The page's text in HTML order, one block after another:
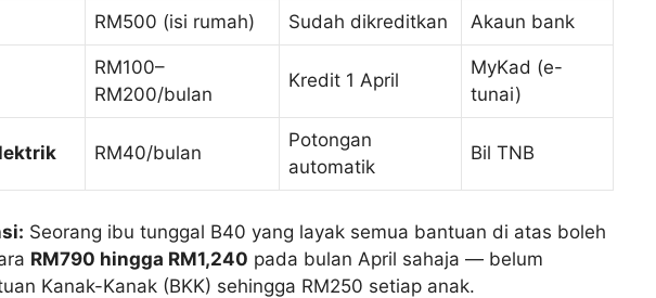
RM500 (isi rumah) Sudah dikreditkan Akaun bank
RM100–
RM200/bulan
Kredit 1 April
MyKad (e-
tunai)
RM40/bulan
Potongan
automatik
Bil TNB
Seorang ibu tunggal B40 yang layak semua bantuan di atas boleh
RM790 hingga RM1,240 pada bulan April sahaja — belum
Kanak-Kanak (BKK) sehingga RM250 setiap anak.